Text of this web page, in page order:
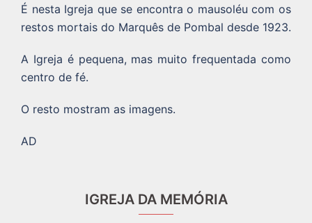
É nesta Igreja que se encontra o mausoléu com os
restos mortais do Marquês de Pombal desde 1923.
A Igreja é pequena, mas muito frequentada como
centro de fé.
O resto mostram as imagens.
AD
IGREJA DA MEMÓRIA